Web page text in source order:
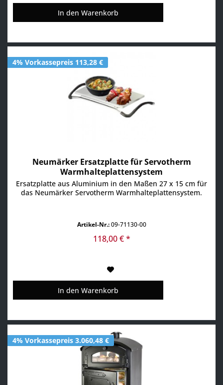
In den Warenkorb
4% Vorkassepreis 113,28 €
Neumärker Ersatzplatte für Servotherm
Warmhalteplattensystem
Ersatzplatte aus Aluminium in den Maßen 27 x 15 cm für
das Neumärker Servotherm Warmhalteplattensystem.
Artikel-Nr.:09-71130-00
118,00 € *
In den Warenkorb
4% Vorkassepreis 3.060,48 €